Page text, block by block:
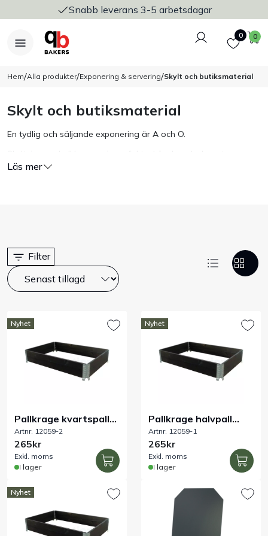
Snabb leverans 3-5 arbetsdagar
Logga in
Favoriter
0 0
Nyheter
Bakers Pureline
Utensilier
Råvaruhantering & lagring
Maskiner & apparater
Städutrustning
Arbetskläder
Plåtbyte
Monin
Hem/Alla produkter/Exponering & servering/Skylt och butiksmaterial
Skylt och butiksmaterial
En tydlig och säljande exponering är A och O.
Skyltningen skall kommunicera fakta, känsla och dessutom
passa in med övrig interiör. Oavsett om det är en stor
Läs mer
Filter
Nyhet
Pallkrage kvartspall
svart 600 x 400 x
H200 mm
Artnr. 12059-2
265kr
Exkl. moms
I lager
Nyhet
Pallkrage halvpall
svart 800 x 600 x
H200 mm
Artnr. 12059-1
265kr
Exkl. moms
I lager
Nyhet